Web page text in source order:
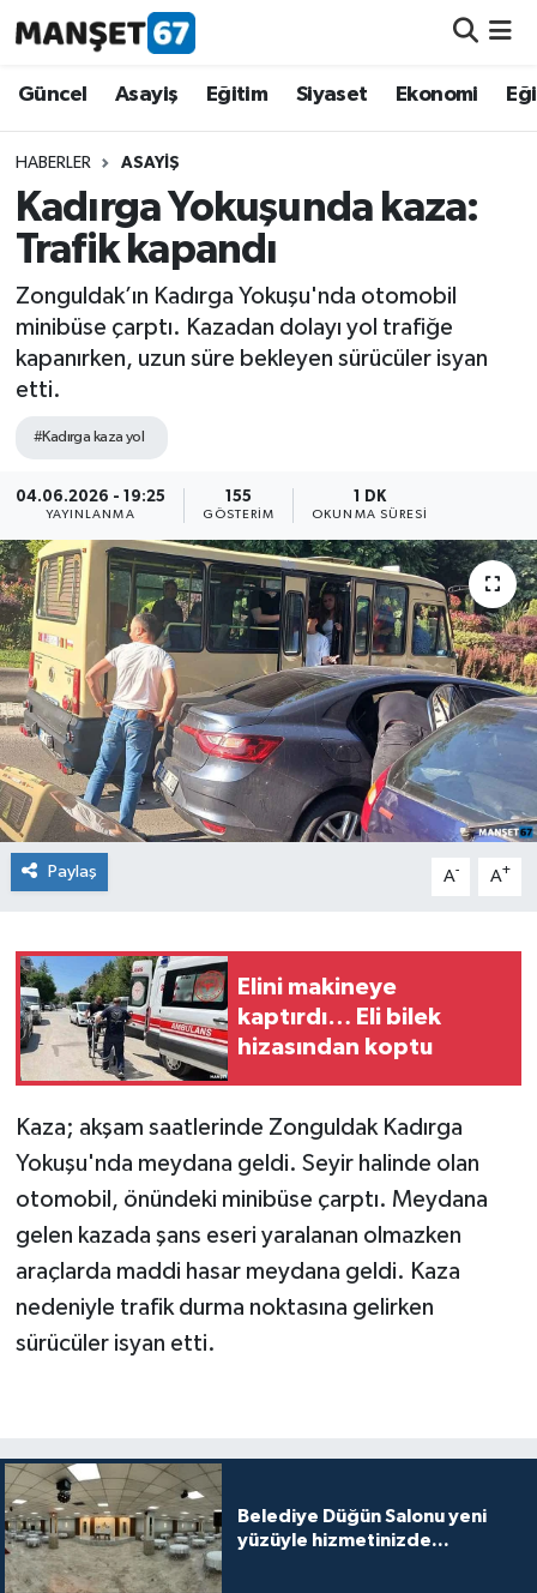
Güncel Asayiş Eğitim Siyaset Ekonomi
HABERLER ASAYIŞ
Kadırga Yokuşunda kaza:
Trafik kapandı
Zonguldak’ın Kadırga Yokuşu'nda otomobil
minibüse çarptı. Kazadan dolayı yol trafiğe
kapanırken, uzun süre bekleyen sürücüler isyan
etti.
#Kadırga kaza yol
04.06.2026 - 19:25
YAYINLANMA
155
GÖSTERIM
1 DK
OKUNMA SÜRESI
Paylaş A- A+
Elini makineye
kaptırdı… Eli bilek
hizasından koptu
Kaza; akşam saatlerinde Zonguldak Kadırga
Yokuşu'nda meydana geldi. Seyir halinde olan
otomobil, önündeki minibüse çarptı. Meydana
gelen kazada şans eseri yaralanan olmazken
araçlarda maddi hasar meydana geldi. Kaza
nedeniyle trafik durma noktasına gelirken
sürücüler isyan etti.
Belediye Düğün Salonu yeni
yüzüyle hizmetinizde...
Güncel
Asayiş
Siyaset
Eğitim
Magazin
Medya
Mizah
Röportaj
Teknoloji